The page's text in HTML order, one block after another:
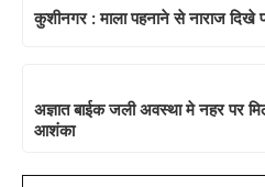
कुशीनगर : माला पहनाने से नाराज दिखे
अज्ञात बाईक जली अवस्था मे नहर पर
आशंका